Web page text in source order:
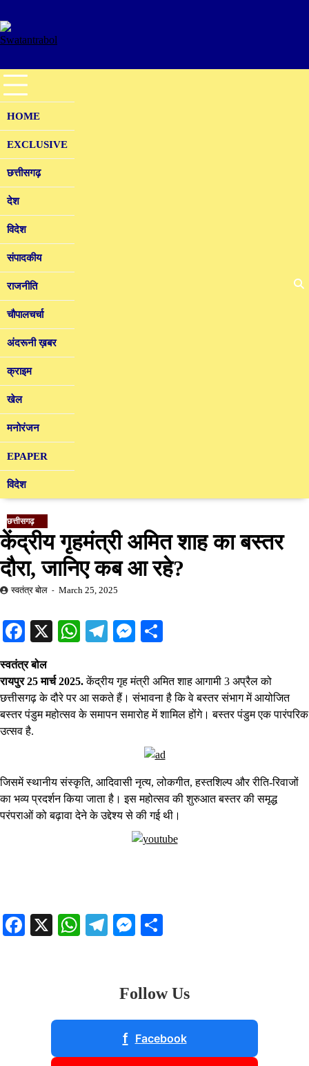
to
content
HOME
EXCLUSIVE
छत्तीसगढ़
देश
विदेश
संपादकीय
राजनीति
चौपालचर्चा
अंदरूनी ख़बर
क्राइम
खेल
मनोरंजन
EPAPER
विदेश
छत्तीसगढ़
केंद्रीय गृहमंत्री अमित शाह का बस्तर
दौरा, जानिए कब आ रहे?
स्वतंत्र बोल March 25, 2025
Facebook
X WhatsApp
Telegram
Messenger
स्वतंत्र बोल
रायपुर 25 मार्च 2025.केंद्रीय गृह मंत्री अमित शाह आगामी 3 अप्रैल को
छत्तीसगढ़ के दौरे पर आ सकते हैं। संभावना है कि वे बस्तर संभाग में आयोजित
बस्तर पंडुम महोत्सव के समापन समारोह में शामिल होंगे। बस्तर पंडुम एक पारंपरिक
उत्सव है.
जिसमें स्थानीय संस्कृति, आदिवासी नृत्य, लोकगीत, हस्तशिल्प और रीति-रिवाजों
का भव्य प्रदर्शन किया जाता है। इस महोत्सव की शुरुआत बस्तर की समृद्ध
परंपराओं को बढ़ावा देने के उद्देश्य से की गई थी।
Facebook
X WhatsApp
Telegram
Messenger
Follow Us
f Facebook